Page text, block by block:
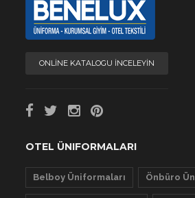
ONLİNE KATALOGU İNCELEYİN
OTEL ÜNIFORMALARI
Belboy Üniformaları Önbüro